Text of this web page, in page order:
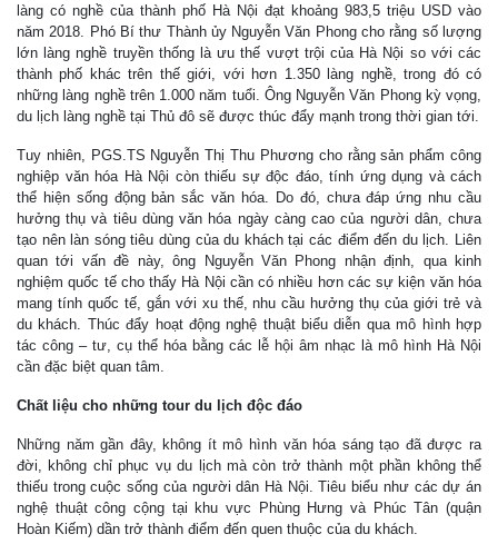
làng có nghề của thành phố Hà Nội đạt khoảng 983,5 triệu USD vào
năm 2018. Phó Bí thư Thành ủy Nguyễn Văn Phong cho rằng số lượng
lớn làng nghề truyền thống là ưu thế vượt trội của Hà Nội so với các
thành phố khác trên thế giới, với hơn 1.350 làng nghề, trong đó có
những làng nghề trên 1.000 năm tuổi. Ông Nguyễn Văn Phong kỳ vọng,
du lịch làng nghề tại Thủ đô sẽ được thúc đẩy mạnh trong thời gian tới.
Tuy nhiên, PGS.TS Nguyễn Thị Thu Phương cho rằng sản phẩm công
nghiệp văn hóa Hà Nội còn thiếu sự độc đáo, tính ứng dụng và cách
thể hiện sống động bản sắc văn hóa. Do đó, chưa đáp ứng nhu cầu
hưởng thụ và tiêu dùng văn hóa ngày càng cao của người dân, chưa
tạo nên làn sóng tiêu dùng của du khách tại các điểm đến du lịch. Liên
quan tới vấn đề này, ông Nguyễn Văn Phong nhận định, qua kinh
nghiệm quốc tế cho thấy Hà Nội cần có nhiều hơn các sự kiện văn hóa
mang tính quốc tế, gắn với xu thế, nhu cầu hưởng thụ của giới trẻ và
du khách. Thúc đẩy hoạt động nghệ thuật biểu diễn qua mô hình hợp
tác công – tư, cụ thể hóa bằng các lễ hội âm nhạc là mô hình Hà Nội
cần đặc biệt quan tâm.
Chất liệu cho những tour du lịch độc đáo
Những năm gần đây, không ít mô hình văn hóa sáng tạo đã được ra
đời, không chỉ phục vụ du lịch mà còn trở thành một phần không thể
thiếu trong cuộc sống của người dân Hà Nội. Tiêu biểu như các dự án
nghệ thuật công cộng tại khu vực Phùng Hưng và Phúc Tân (quận
Hoàn Kiếm) dần trở thành điểm đến quen thuộc của du khách.